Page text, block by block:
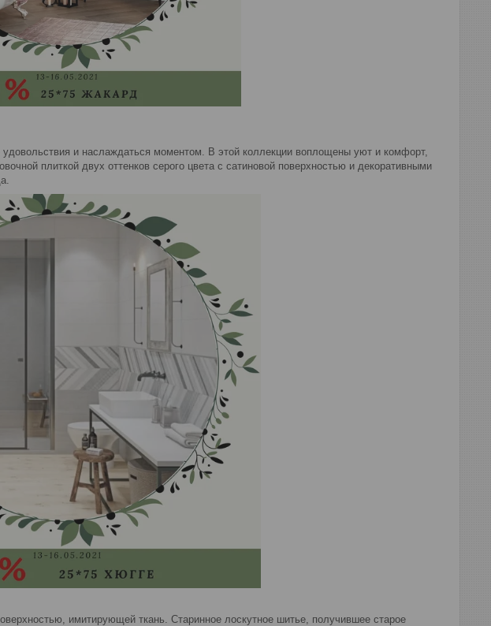
удовольствия и наслаждаться моментом. В этой коллекции воплощены уют и комфорт,
плиткой двух оттенков серого цвета с сатиновой поверхностью и декоративными
имитирующей ткань. Старинное лоскутное шитье, получившее старое